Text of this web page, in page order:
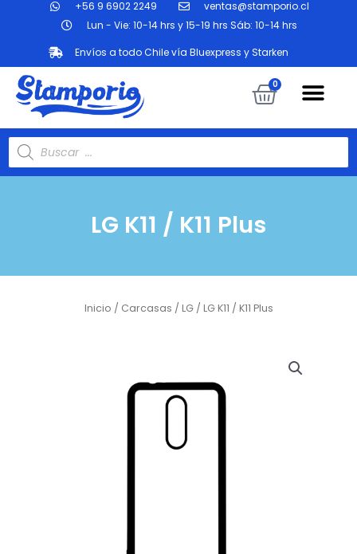
contenido
+56 9 6902 2249
ventas@stamporio.cl
Lun - Vie: 10-14 hrs y 15-19 hrs Sáb: 10-14 hrs
Envíos a todo Chile vía Bluexpress y Starken
0
Búsqueda
de
productos
LG K11 / K11 Plus
Inicio / Carcasas / LG/ LG K11 / K11 Plus